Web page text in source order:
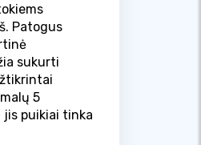
Patogus
sukurti
5
puikiai tinka